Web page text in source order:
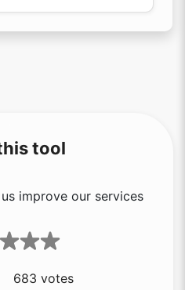
tool
improve our services
683 votes